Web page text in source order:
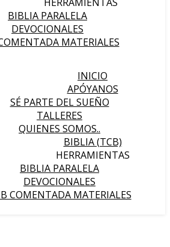
BIBLIA PARALELA
DEVOCIONALES
MATERIALES
INICIO
APÓYANOS
SÉ PARTE DEL SUEÑO
TALLERES
QUIENES SOMOS..
BIBLIA (TCB)
HERRAMIENTAS
BIBLIA PARALELA
DEVOCIONALES
COMENTADA MATERIALES